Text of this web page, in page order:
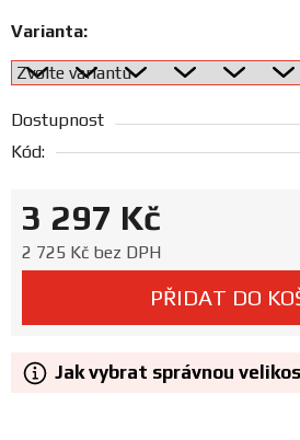
Prodejny
Varianta:
Dostupnost
Kód:
3 297 Kč
2 725 Kč bez DPH
PŘIDAT DO
Jak vybrat správnou